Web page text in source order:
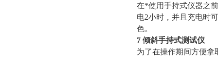
在*使用手持式仪器之
电2小时，并且充电时
色。
7 倾斜手持式测试仪
为了在操作期间方便拿